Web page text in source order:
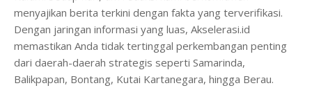
menyajikan berita terkini dengan fakta yang terverifikasi.
Dengan jaringan informasi yang luas, Akselerasi.id
memastikan Anda tidak tertinggal perkembangan penting
dari daerah-daerah strategis seperti Samarinda,
Balikpapan, Bontang, Kutai Kartanegara, hingga Berau.